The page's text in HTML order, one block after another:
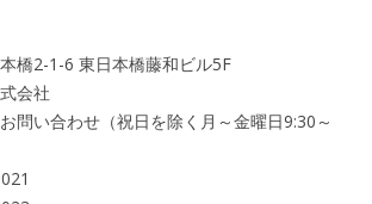
橋2-1-6 東日本橋藤和ビル5F
会社
問い合わせ（祝日を除く月～金曜日9:30～